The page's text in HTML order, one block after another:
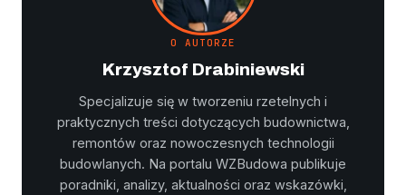
O AUTORZE
Krzysztof Drabiniewski
Specjalizuje się w tworzeniu rzetelnych i
praktycznych treści dotyczących budownictwa,
remontów oraz nowoczesnych technologii
budowlanych. Na portalu WZBudowa publikuje
poradniki, analizy, aktualności oraz wskazówki,